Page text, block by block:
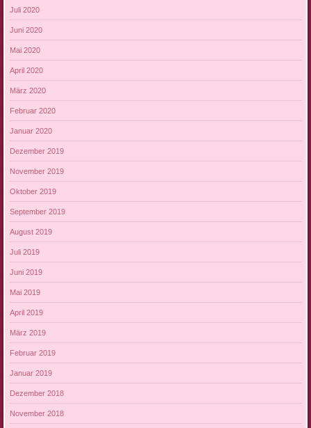
Juli 2020
Juni 2020
Mai 2020
April 2020
März 2020
Februar 2020
Januar 2020
Dezember 2019
November 2019
Oktober 2019
September 2019
August 2019
Juli 2019
Juni 2019
Mai 2019
April 2019
März 2019
Februar 2019
Januar 2019
Dezember 2018
November 2018